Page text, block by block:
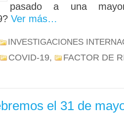
pasado a una
Ver más…
INVESTIGACIONES
COVID-19,
FACTOR DE
el 31 de